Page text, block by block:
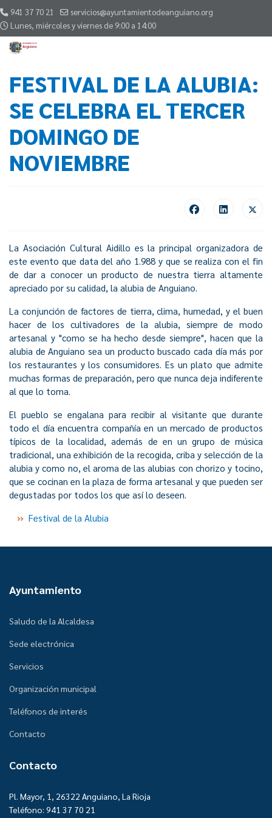
941 37 70 21
servicios@ayuntamientodeanguiano.org
Lunes, miércoles y viernes de 9:00 a 14:00
FESTIVAL DE LA ALUBIA:
SE CELEBRA EL TERCER
DOMINGO DE
NOVIEMBRE
La Asociación Cultural Aidillo es la principal organizadora de
este evento que data del año 1.988 y que se realiza con el fin
de dar a conocer un producto de nuestra tierra altamente
apreciado por su calidad, la alubia de Anguiano.
La conjunción de factores de tierra, clima, humedad, y el buen
hacer de los cultivadores de la alubia, siempre de modo
artesanal y "como se ha hecho desde siempre", hacen que la
alubia de Anguiano sea un producto buscado cada día más por
los restaurantes y los consumidores. Es un plato que admite
muchas formas de preparación, pero que nunca deja indiferente
al que lo toma.
El pueblo se engalana para recibir al visitante que durante
todo el día encuentra compañía en un mercado de productos
típicos de la localidad, además de en un grupo de música
tradicional, una exhibición de la recogida, criba y selección de la
alubia y como no, el aroma de las alubias con chorizo y tocino,
que se cocinan en la plaza de forma artesanal y que pueden ser
degustadas por todos los que así lo deseen.
Festival de la Alubia
Ayuntamiento
Saludo de la Alcaldesa
Sede electrónica
Servicios
Organización municipal
Teléfonos de interés
Contacto
Contacto
Pl. Mayor, 1, 26322 Anguiano, La Rioja
Teléfono: 941 37 70 21